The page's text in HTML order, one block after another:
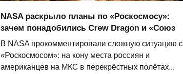
NASA раскрыло планы по «Роскосмосу»:
зачем понадобились Crew Dragon и «Союз
В NASA прокомментировали сложную ситуацию с
«Роскосмосом»: на кону места россиян и
американцев на МКС в перекрёстных полётах...